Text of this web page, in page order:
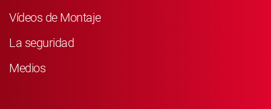
Vídeos de Montaje
La seguridad
Medios